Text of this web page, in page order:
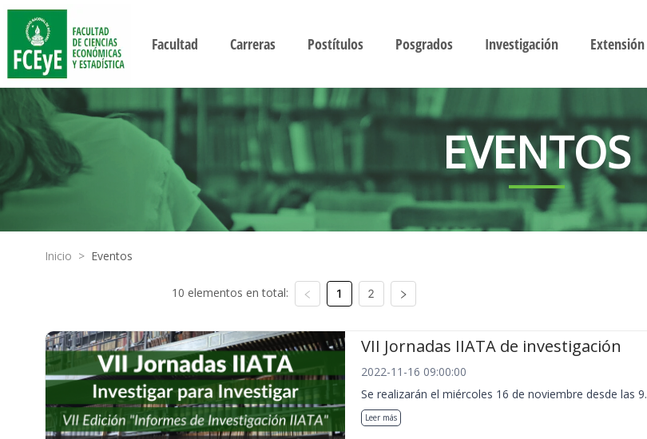
Facultad Carreras Postítulos Posgrados Investigación Extensión
EVENTOS
Inicio > Eventos
10 elementos en total: 1 2
VII Jornadas IIATA de investigación
2022-11-16 09:00:00
Se realizarán el miércoles 16 de noviembre desde las 9.
Leer más